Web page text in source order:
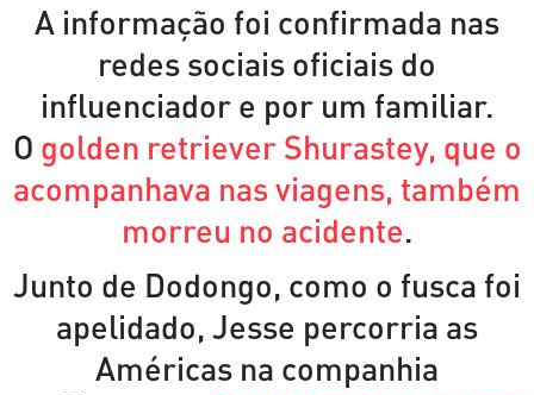
A informação foi confirmada nas
redes sociais oficiais do
influenciador e por um familiar.
O golden retriever Shurastey, que o
acompanhava nas viagens, também
morreu no acidente.
Junto de Dodongo, como o fusca foi
apelidado, Jesse percorria as
Américas na companhia